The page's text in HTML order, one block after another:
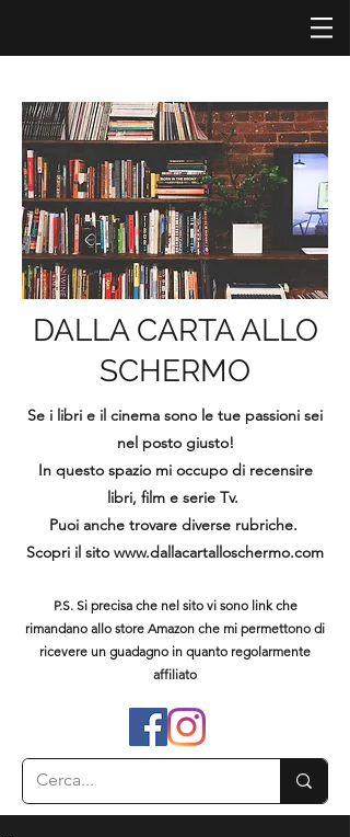
DALLA CARTA ALLO
SCHERMO
Se i libri e il cinema sono le tue passioni sei
nel posto giusto!
In questo spazio mi occupo di recensire
libri, film e serie Tv.
Puoi anche trovare diverse rubriche.
Scopri il sito www.dallacartalloschermo.com
P.S. Si precisa che nel sito vi sono link che
rimandano allo store Amazon che mi permettono di
ricevere un guadagno in quanto regolarmente
affiliato